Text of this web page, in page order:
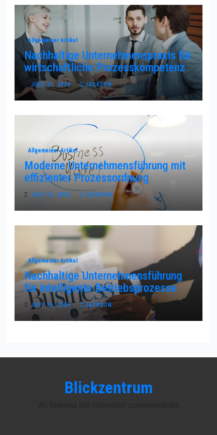
Allgemeiner Artikel
Nachhaltige Unternehmenspraxis für
wirtschaftliche Prozesskompetenz
JULY 21, 2026 JACKSON
Allgemeiner Artikel
Moderne Unternehmensführung mit
effizienter Prozessordnung
JULY 16, 2026 JACKSON
Allgemeiner Artikel
Nachhaltige Unternehmensführung
für intelligente Betriebsprozesse
JULY 15, 2026 JACKSON
Blickzentrum